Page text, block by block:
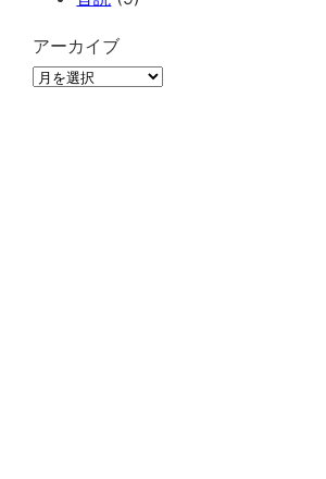
アーカイブ